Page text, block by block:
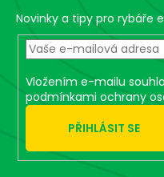
ČIHÁTKO
PŘED
ŠPIČKU
KULIČKA
25
MM
1,24
Novinky a tipy pro rybáře
Vložením e-mailu
podmínkami ochrany
PŘIHLÁSIT SE